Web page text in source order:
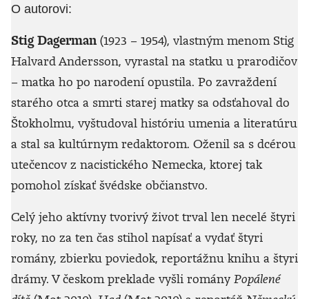
O autorovi:
Stig Dagerman (1923 – 1954), vlastným menom Stig
Halvard Andersson, vyrastal na statku u prarodičov
– matka ho po narodení opustila. Po zavraždení
starého otca a smrti starej matky sa odsťahoval do
Štokholmu, vyštudoval históriu umenia a literatúru
a stal sa kultúrnym redaktorom. Oženil sa s dcérou
utečencov z nacistického Nemecka, ktorej tak
pomohol získať švédske občianstvo.
Celý jeho aktívny tvorivý život trval len necelé štyri
roky, no za ten čas stihol napísať a vydať štyri
romány, zbierku poviedok, reportážnu knihu a štyri
drámy. V českom preklade vyšli romány Popálené